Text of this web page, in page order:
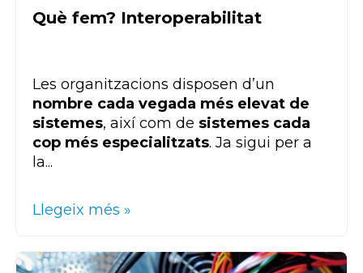
Què fem? Interoperabilitat
Les organitzacions disposen d’un
nombre cada vegada més elevat de
sistemes, així com de sistemes cada
cop més especialitzats. Ja sigui per a
la...
Llegeix més »